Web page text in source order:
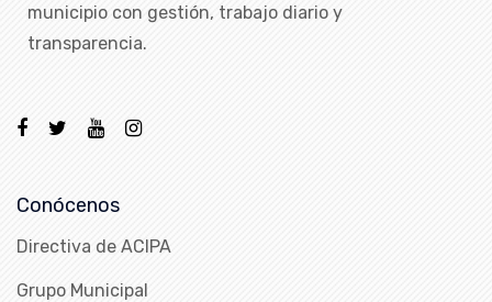
municipio con gestión, trabajo diario y
transparencia.
Conócenos
Directiva de ACIPA
Grupo Municipal